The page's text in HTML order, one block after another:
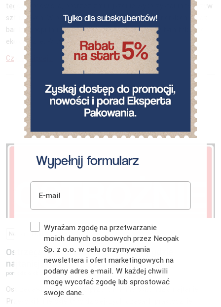
tegoż środowiska, poprzez zmniejszenie wykorzystania tworzyw
sztucznych. W przesyłkach pocztowych oraz kurierskich coraz
bardziej popularne są różnego rodzaju naklejki, w tym także te
ekologiczne. W tym […]
Czytaj więcej...
Naklejki/Etykiety
Ostrzegawcze naklejki na przesyłki, gdzie
najtaniej?
poniedziałek, 16 października 2023
Ostrzegawcze naklejki na przesyłki kurierskie, gdzie najtaniej?
Przesyłki kurierskie to w dzisiejszych czasach praktycznie
Wypełnij formularz
E-mail
ZgodaWyrażam zgodę na przetwarzanie
moich danych osobowych przez Neopak
Sp. z o.o. w celu otrzymywania
newslettera i ofert marketingowych na
podany adres e-mail. W każdej chwili
mogę wycofać zgodę lub sprostować
swoje dane.